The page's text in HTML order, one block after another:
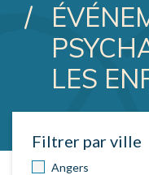
LES
Filtrer par ville
Angers